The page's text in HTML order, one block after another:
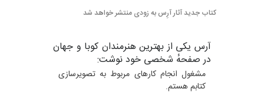
کتاب جدید آثار آرِس به زودی منتشر خواهد شد
آرس یکی از بهترین‌ هنرمندان کوبا و جهان
در صفحهٔ شخصی خود نوشت:
مشغول انجام کارهای مربوط به تصویرسازی
کتابم هستم.